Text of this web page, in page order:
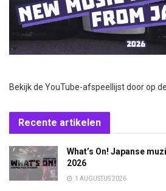
Bekijk de YouTube-afspeellijst door op
Recente artikelen
What’s On! Japanse
2026
1 AUGUSTUS 2026